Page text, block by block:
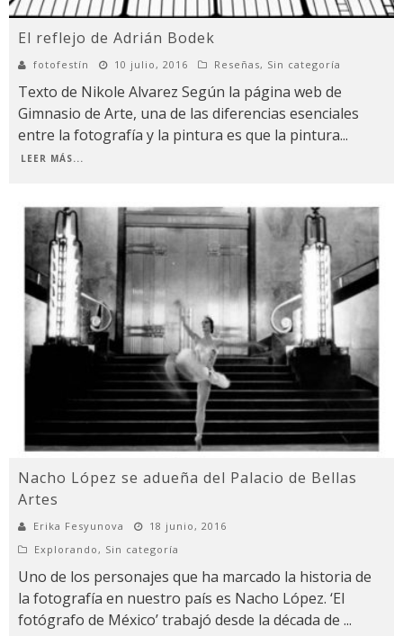
El reflejo de Adrián Bodek
fotofestín 10 julio, 2016 Reseñas, Sin categoría
Texto de Nikole Alvarez Según la página web de
Gimnasio de Arte, una de las diferencias esenciales
entre la fotografía y la pintura es que la pintura...
LEER MÁS...
Nacho López se adueña del Palacio de Bellas
Artes
Erika Fesyunova
18 junio, 2016
Explorando, Sin categoría
Uno de los personajes que ha marcado la historia de
la fotografía en nuestro país es Nacho López. ‘El
fotógrafo de México’ trabajó desde la década de ...